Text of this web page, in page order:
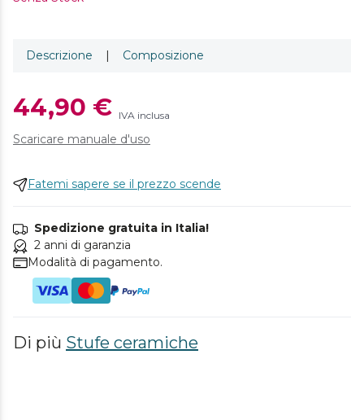
Descrizione | Composizione
44,90 € IVA inclusa
Scaricare manuale d'uso
Fatemi sapere se il prezzo scende
Spedizione gratuita in Italia!
2 anni di garanzia
Modalità di pagamento.
Di più Stufe ceramiche